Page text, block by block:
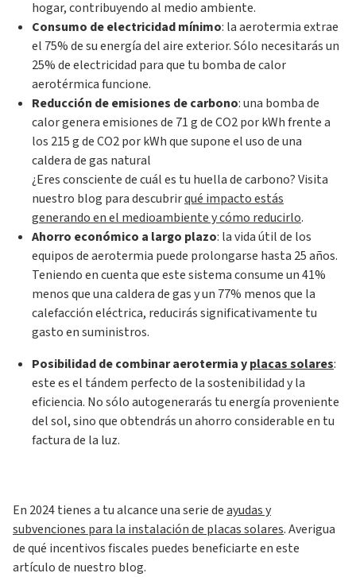
hogar, contribuyendo al medio ambiente.
Consumo de electricidad mínimo: la aerotermia extrae
el 75% de su energía del aire exterior. Sólo necesitarás un
25% de electricidad para que tu bomba de calor
aerotérmica funcione.
Reducción de emisiones de carbono: una bomba de
calor genera emisiones de 71 g de CO2 por kWh frente a
los 215 g de CO2 por kWh que supone el uso de una
caldera de gas natural
¿Eres consciente de cuál es tu huella de carbono? Visita
nuestro blog para descubrirqué impacto estás
generando en el medioambiente y cómo reducirlo.
Ahorro económico a largo plazo: la vida útil de los
equipos de aerotermia puede prolongarse hasta 25 años.
Teniendo en cuenta que este sistema consume un 41%
menos que una caldera de gas y un 77% menos que la
calefacción eléctrica, reducirás significativamente tu
gasto en suministros.
Posibilidad de combinar aerotermia yplacas solares:
este es el tándem perfecto de la sostenibilidad y la
eficiencia. No sólo autogenerarás tu energía proveniente
del sol, sino que obtendrás un ahorro considerable en tu
factura de la luz.
En 2024 tienes a tu alcance una serie deayudas y
subvenciones para la instalación de placas solares. Averigua
de qué incentivos fiscales puedes beneficiarte en este
artículo de nuestro blog.